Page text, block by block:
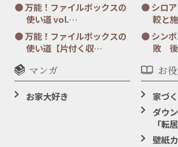
万能！ファイルボックスの
使い道 vol.…
万能！ファイルボックスの
使い道【片付く収…
シロ
較と
シン
敗 後
マンガ
お家大好き
お
家づ
ダウ
「転
壁紙